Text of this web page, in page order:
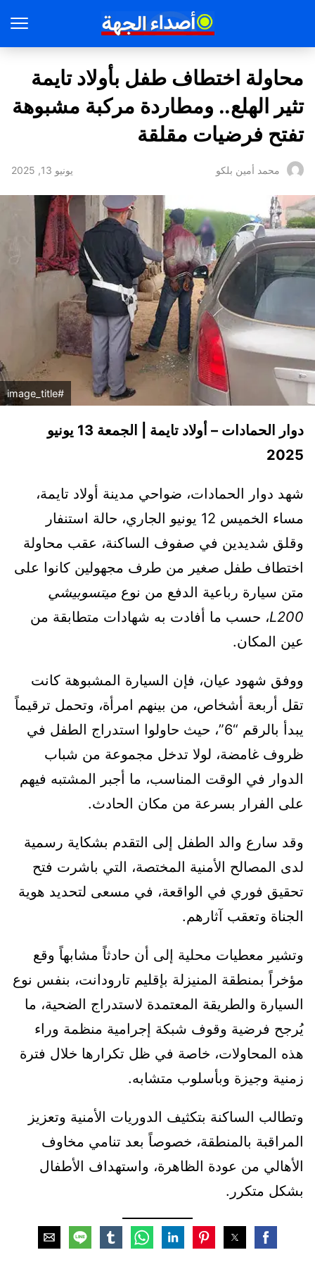
محاولة اختطاف طفل بأولاد تايمة
تثير الهلع.. ومطاردة مركبة مشبوهة
تفتح فرضيات مقلقة
محمد أمين بلكو يونيو 13, 2025
#image_title
دوار الحمادات – أولاد تايمة | الجمعة 13 يونيو
2025
شهد دوار الحمادات، ضواحي مدينة أولاد تايمة،
مساء الخميس 12 يونيو الجاري، حالة استنفار
وقلق شديدين في صفوف الساكنة، عقب محاولة
اختطاف طفل صغير من طرف مجهولين كانوا على
متن سيارة رباعية الدفع من نوع ميتسوبيشي
L200، حسب ما أفادت به شهادات متطابقة من
عين المكان.
ووفق شهود عيان، فإن السيارة المشبوهة كانت
تقل أربعة أشخاص، من بينهم امرأة، وتحمل ترقيماً
يبدأ بالرقم “6”، حيث حاولوا استدراج الطفل في
ظروف غامضة، لولا تدخل مجموعة من شباب
الدوار في الوقت المناسب، ما أجبر المشتبه فيهم
على الفرار بسرعة من مكان الحادث.
وقد سارع والد الطفل إلى التقدم بشكاية رسمية
لدى المصالح الأمنية المختصة، التي باشرت فتح
تحقيق فوري في الواقعة، في مسعى لتحديد هوية
الجناة وتعقب آثارهم.
وتشير معطيات محلية إلى أن حادثاً مشابهاً وقع
مؤخراً بمنطقة المنيزلة بإقليم تارودانت، بنفس نوع
السيارة والطريقة المعتمدة لاستدراج الضحية، ما
يُرجح فرضية وقوف شبكة إجرامية منظمة وراء
هذه المحاولات، خاصة في ظل تكرارها خلال فترة
زمنية وجيزة وبأسلوب متشابه.
وتطالب الساكنة بتكثيف الدوريات الأمنية وتعزيز
المراقبة بالمنطقة، خصوصاً بعد تنامي مخاوف
الأهالي من عودة الظاهرة، واستهداف الأطفال
بشكل متكرر.